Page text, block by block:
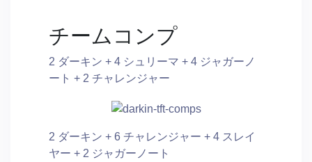
チームコンプ
2 ダーキン + 4 シュリーマ + 4 ジャガーノ
ート + 2 チャレンジャー
2 ダーキン + 6 チャレンジャー + 4 スレイ
ヤー + 2 ジャガーノート